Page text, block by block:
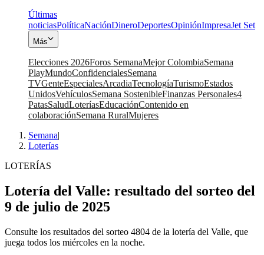
Últimas
noticiasPolíticaNaciónDineroDeportesOpiniónImpresaJet Set
Más
Elecciones 2026Foros SemanaMejor ColombiaSemana
PlayMundoConfidencialesSemana
TVGenteEspecialesArcadiaTecnologíaTurismoEstados
UnidosVehículosSemana SostenibleFinanzas Personales4
PatasSaludLoteríasEducaciónContenido en
colaboraciónSemana RuralMujeres
Semana|
Loterías
LOTERÍAS
Lotería del Valle: resultado del sorteo del
9 de julio de 2025
Consulte los resultados del sorteo 4804 de la lotería del Valle, que
juega todos los miércoles en la noche.